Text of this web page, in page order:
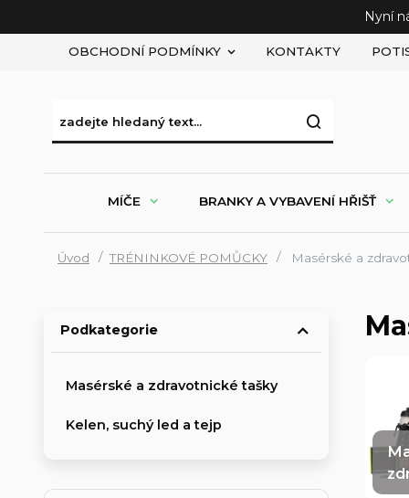
Nyní
OBCHODNÍ PODMÍNKY KONTAKTY
MÍČE BRANKY A VYBAVENÍ HŘIŠŤ
Úvod TRÉNINKOVÉ POMŮCKY Masérské a
Podkategorie
Masérské a zdravotnické tašky
Kelen, suchý led a tejp